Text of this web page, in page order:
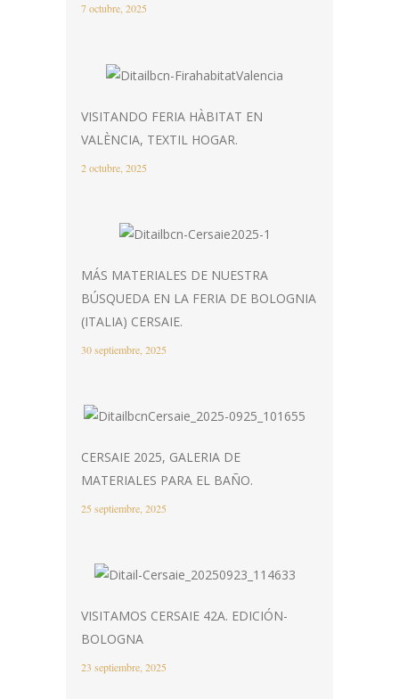
7 octubre, 2025
VISITANDO FERIA HÀBITAT EN
VALÈNCIA, TEXTIL HOGAR.
2 octubre, 2025
MÁS MATERIALES DE NUESTRA
BÚSQUEDA EN LA FERIA DE BOLOGNIA
(ITALIA) CERSAIE.
30 septiembre, 2025
CERSAIE 2025, GALERIA DE
MATERIALES PARA EL BAÑO.
25 septiembre, 2025
VISITAMOS CERSAIE 42A. EDICIÓN-
BOLOGNA
23 septiembre, 2025